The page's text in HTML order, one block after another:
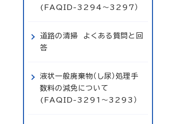
(FAQID-3294～3297）
道路の清掃 よくある質問と回
答
液状一般廃棄物（し尿）処理手
数料の減免について
(FAQID-3291～3293）